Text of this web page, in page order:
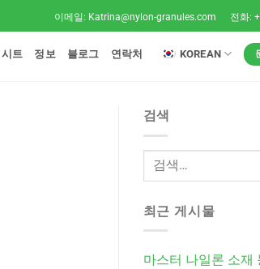
이메일: Katrina@nylon-granules.com 전화:
트 정보 블로그 연락처 KOREAN
검색
최근 게시물
마스터 나일론 소재